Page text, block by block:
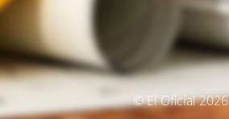
© El Oficial 2026